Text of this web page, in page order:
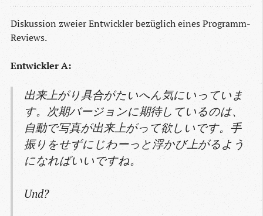
Diskussion zweier Entwickler bezüglich eines Programm-
Reviews.
Entwickler A:
出来上がり具合がたいへん気にいっていま
す。次期バージョンに期待しているのは、
自動で写真が出来上がって欲しいです。手
振りをせずにじわーっと浮かび上がるよう
になればいいですね。
Und?